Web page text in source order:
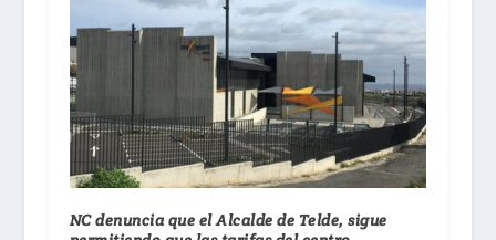
NC denuncia que el Alcalde de Telde, sigue